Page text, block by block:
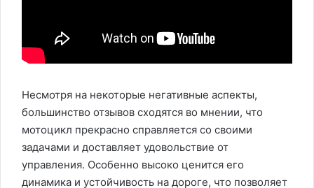
Несмотря на некоторые негативные аспекты,
большинство отзывов сходятся во мнении, что
мотоцикл прекрасно справляется со своими
задачами и доставляет удовольствие от
управления. Особенно высоко ценится его
динамика и устойчивость на дороге, что позволяет